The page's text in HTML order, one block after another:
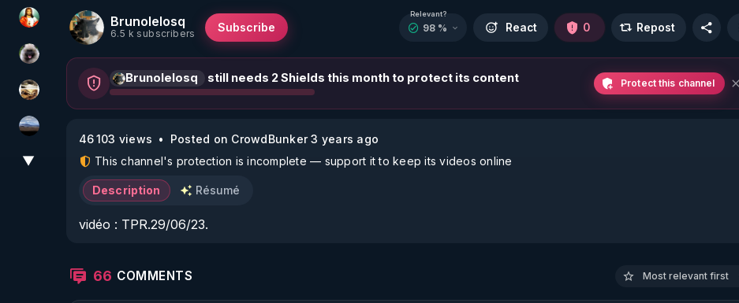
L'autre son de cloche
Priscane
patatrak
michel lanceur alerte
▼
Brunolelosq
6.5 k subscribers Subscribe
Relevant?
98 % React 0 Repost
Brunolelosq still needs 2 Shields this month to protect its content Protect this channel
46 103 views
Posted on CrowdBunker 3 years ago
This channel's protection is incomplete — support it to keep its videos online
Description Résumé
vidéo : TPR.29/06/23.
66 COMMENTS Most relevant first